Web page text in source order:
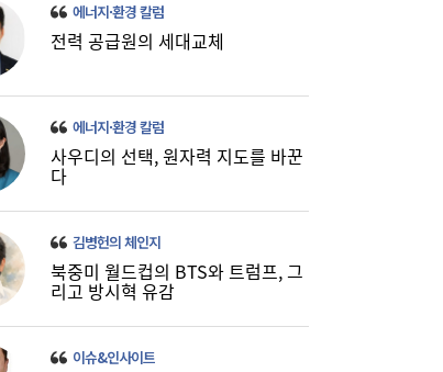
코스피, 반도체 차익실현에 4%대 급락…코
스닥은 800선 지켜내[마감시황]
LH 사장, 주택공급 속도전 위해 “보상 임시
직, 정규직보다 더 많이 주겠다”
에너지·환경 칼럼
전력 공급원의 세대교체
에너지·환경 칼럼
사우디의 선택, 원자력 지도를 바꾼
다
김병헌의 체인지
북중미 월드컵의 BTS와 트럼프, 그
리고 방시혁 유감
이슈&인사이트